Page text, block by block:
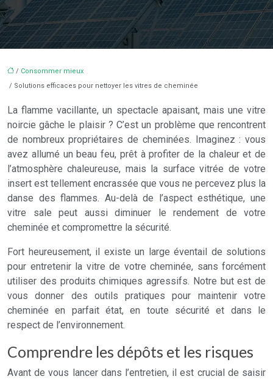
/ Consommer mieux
/ Solutions efficaces pour nettoyer les vitres de cheminée
La flamme vacillante, un spectacle apaisant, mais une vitre
noircie gâche le plaisir ? C’est un problème que rencontrent
de nombreux propriétaires de cheminées. Imaginez : vous
avez allumé un beau feu, prêt à profiter de la chaleur et de
l’atmosphère chaleureuse, mais la surface vitrée de votre
insert est tellement encrassée que vous ne percevez plus la
danse des flammes. Au-delà de l’aspect esthétique, une
vitre sale peut aussi diminuer le rendement de votre
cheminée et compromettre la sécurité.
Fort heureusement, il existe un large éventail de solutions
pour entretenir la vitre de votre cheminée, sans forcément
utiliser des produits chimiques agressifs. Notre but est de
vous donner des outils pratiques pour maintenir votre
cheminée en parfait état, en toute sécurité et dans le
respect de l’environnement.
Comprendre les dépôts et les risques
Avant de vous lancer dans l’entretien, il est crucial de saisir